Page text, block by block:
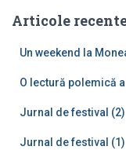
d
Articole
Un weekend la
O lectură polemică
Jurnal de festival (2)
Jurnal de festival (1)